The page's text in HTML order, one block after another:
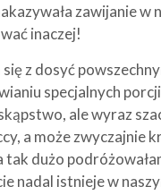
zawijanie w
inaczej!
z dosyć
specjalnych
ale wyraz
a może zwyczajnie
dużo
nadal istnieje w